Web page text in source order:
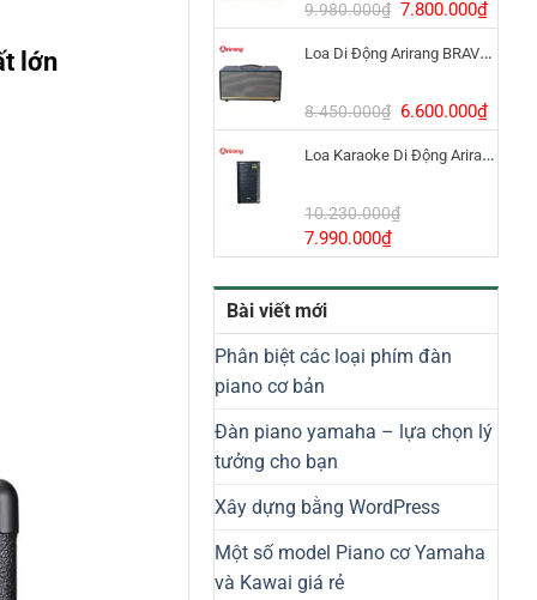
8.800.000₫.
9.980.000₫ Giá
gốc
là:
7.800.000₫Giá
hiện
tại
Loa Di Động Arirang BRAVO 8 800W Có Micro
8.450.000₫ Giá
gốc
là:
6.600.000₫Giá
hiện
tại
Loa Karaoke Di Động Arirang EDGE-X Model I
10.230.000₫
Giá
gốc
là:
10.230.000₫.
7.990.000₫Giá
hiện
tại
7.990.000₫.
Bài viết mới
Phân biệt các loại phím đàn
piano cơ bản
Đàn piano yamaha – lựa chọn lý
tưởng cho bạn
Xây dựng bằng WordPress
Một số model Piano cơ Yamaha
và Kawai giá rẻ
lớn